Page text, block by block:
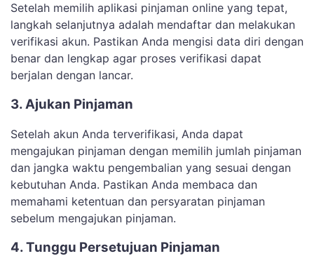
Setelah memilih aplikasi pinjaman online yang tepat,
langkah selanjutnya adalah mendaftar dan melakukan
verifikasi akun. Pastikan Anda mengisi data diri dengan
benar dan lengkap agar proses verifikasi dapat
berjalan dengan lancar.
3. Ajukan Pinjaman
Setelah akun Anda terverifikasi, Anda dapat
mengajukan pinjaman dengan memilih jumlah pinjaman
dan jangka waktu pengembalian yang sesuai dengan
kebutuhan Anda. Pastikan Anda membaca dan
memahami ketentuan dan persyaratan pinjaman
sebelum mengajukan pinjaman.
4. Tunggu Persetujuan Pinjaman